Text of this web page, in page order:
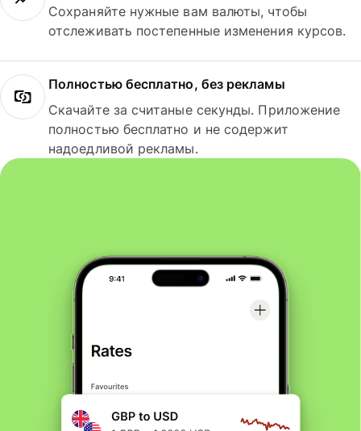
Сохраняйте нужные вам валюты, чтобы
отслеживать постепенные изменения курсов.
Полностью бесплатно, без рекламы
Скачайте за считаные секунды. Приложение
полностью бесплатно и не содержит
надоедливой рекламы.